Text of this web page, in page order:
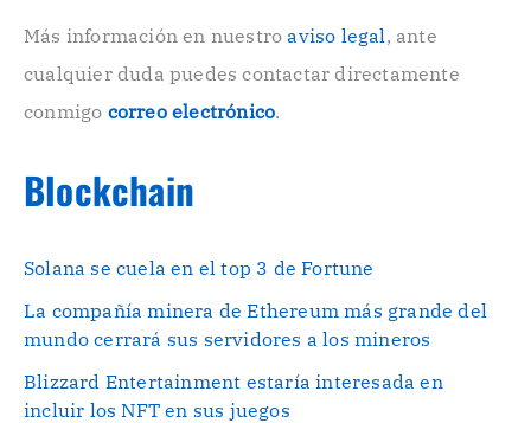
o
.
Más información en nuestroaviso legal, ante
cualquier duda puedes contactar directamente
conmigo correo electrónico.
Blockchain
Solana se cuela en el top 3 de Fortune
La compañía minera de Ethereum más grande del
mundo cerrará sus servidores a los mineros
Blizzard Entertainment estaría interesada en
incluir los NFT en sus juegos